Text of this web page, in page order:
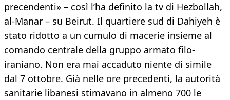
precendenti» – così l’ha definito la tv di Hezbollah,
al-Manar – su Beirut. Il quartiere sud di Dahiyeh è
stato ridotto a un cumulo di macerie insieme al
comando centrale della gruppo armato filo-
iraniano. Non era mai accaduto niente di simile
dal 7 ottobre. Già nelle ore precedenti, la autorità
sanitarie libanesi stimavano in almeno 700 le